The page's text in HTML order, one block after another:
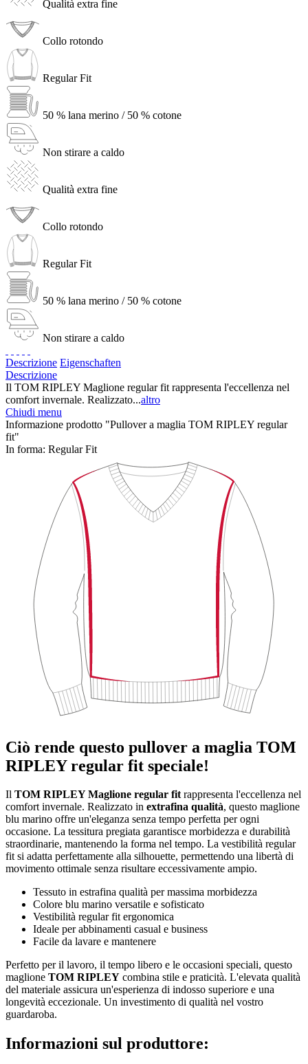
Qualità extra fine
Collo rotondo
Regular Fit
50 % lana merino / 50 % cotone
Non stirare a caldo
Qualità extra fine
Collo rotondo
Regular Fit
50 % lana merino / 50 % cotone
Non stirare a caldo
Descrizione Eigenschaften
Descrizione
Il TOM RIPLEY Maglione regular fit rappresenta l'eccellenza nel
comfort invernale. Realizzato...altro
Chiudi menu
Informazione prodotto "Pullover a maglia TOM RIPLEY regular
fit"
In forma: Regular Fit
Ciò rende questo pullover a maglia TOM
RIPLEY regular fit speciale!
Il TOM RIPLEY Maglione regular fitrappresenta l'eccellenza nel
comfort invernale. Realizzato in extrafina qualità, questo maglione
blu marino offre un'eleganza senza tempo perfetta per ogni
occasione. La tessitura pregiata garantisce morbidezza e durabilità
straordinarie, mantenendo la forma nel tempo. La vestibilità regular
fit si adatta perfettamente alla silhouette, permettendo una libertà di
movimento ottimale senza risultare eccessivamente ampio.
Tessuto in estrafina qualità per massima morbidezza
Colore blu marino versatile e sofisticato
Vestibilità regular fit ergonomica
Ideale per abbinamenti casual e business
Facile da lavare e mantenere
Perfetto per il lavoro, il tempo libero e le occasioni speciali, questo
maglione TOM RIPLEY combina stile e praticità. L'elevata qualità
del materiale assicura un'esperienza di indosso superiore e una
longevità eccezionale. Un investimento di qualità nel vostro
guardaroba.
Informazioni sul produttore: